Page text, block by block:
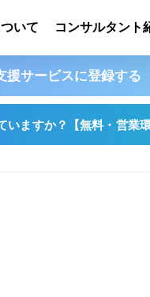
いて コンサルタント
援サービスに登録する
いますか？ 【無料・営業